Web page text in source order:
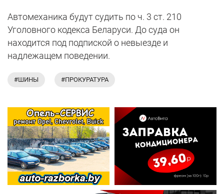
Автомеханика будут судить по ч. 3 ст. 210
Уголовного кодекса Беларуси. До суда он
находится под подпиской о невыезде и
надлежащем поведении.
#ШИНЫ #ПРОКУРАТУРА